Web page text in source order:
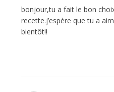
bonjour,tu a fait le bon
recette.j’espère que tu a
bientôt!!